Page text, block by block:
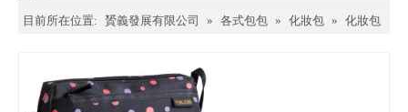
目前所在位置: 贇義發展有限公司 » 各式包包 » 化妝包 » 化妝包